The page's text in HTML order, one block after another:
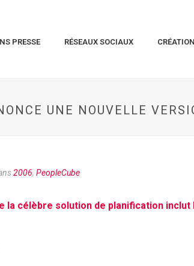
PRESSE RÉSEAUX SOCIAUX
UNE NOUVELLE
2006, PeopleCube
la célèbre solution de planification inclut